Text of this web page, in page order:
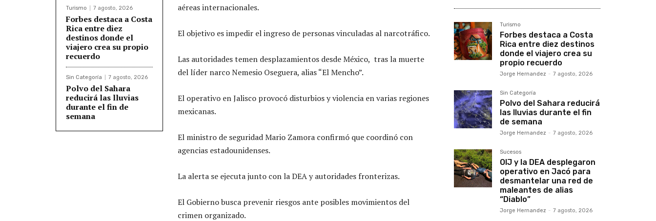
Turismo 7 agosto, 2026
Forbes destaca a Costa
Rica entre diez
destinos donde el
viajero crea su propio
recuerdo
Sin Categoría 7 agosto, 2026
Polvo del Sahara
reducirá las lluvias
durante el fin de
semana
aéreas internacionales.
El objetivo es impedir el ingreso de personas vinculadas al narcotráfico.
Las autoridades temen desplazamientos desde México, tras la muerte
del líder narco Nemesio Oseguera, alias “El Mencho”.
El operativo en Jalisco provocó disturbios y violencia en varias regiones
mexicanas.
El ministro de seguridad Mario Zamora confirmó que coordinó con
agencias estadounidenses.
La alerta se ejecuta junto con la DEA y autoridades fronterizas.
El Gobierno busca prevenir riesgos ante posibles movimientos del
crimen organizado.
Turismo
Forbes destaca a Costa
Rica entre diez destinos
donde el viajero crea su
propio recuerdo
Jorge Hernandez - 7 agosto, 2026
Sin Categoría
Polvo del Sahara reducirá
las lluvias durante el fin
de semana
Jorge Hernandez - 7 agosto, 2026
Sucesos
OIJ y la DEA desplegaron
operativo en Jacó para
desmantelar una red de
maleantes de alias
“Diablo”
Jorge Hernandez - 7 agosto, 2026